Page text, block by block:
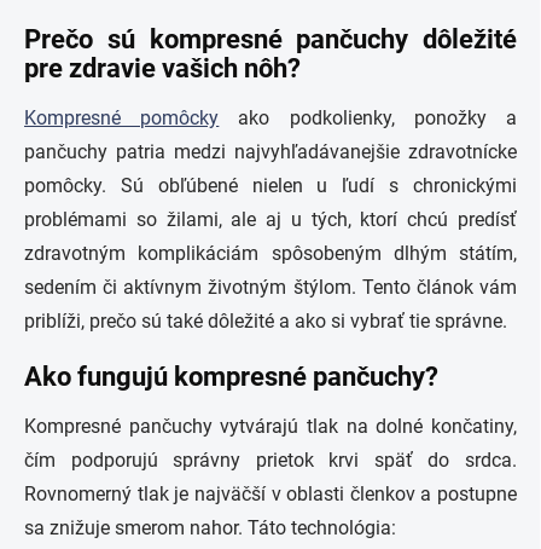
Prečo sú kompresné pančuchy dôležité
pre zdravie vašich nôh?
Kompresné pomôcky ako podkolienky, ponožky a
pančuchy patria medzi najvyhľadávanejšie zdravotnícke
pomôcky. Sú obľúbené nielen u ľudí s chronickými
problémami so žilami, ale aj u tých, ktorí chcú predísť
zdravotným komplikáciám spôsobeným dlhým státím,
sedením či aktívnym životným štýlom. Tento článok vám
priblíži, prečo sú také dôležité a ako si vybrať tie správne.
Ako fungujú kompresné pančuchy?
Kompresné pančuchy vytvárajú tlak na dolné končatiny,
čím podporujú správny prietok krvi späť do srdca.
Rovnomerný tlak je najväčší v oblasti členkov a postupne
sa znižuje smerom nahor. Táto technológia: